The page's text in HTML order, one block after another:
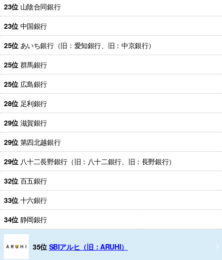
23位 山陰合同銀行
23位 中国銀行
25位 あいち銀行（旧：愛知銀行、旧：中京銀行）
25位 群馬銀行
25位 広島銀行
28位 足利銀行
29位 滋賀銀行
29位 第四北越銀行
29位 八十二長野銀行（旧：八十二銀行、旧：長野銀行）
32位 百五銀行
33位 十六銀行
34位 静岡銀行
35位 SBIアルヒ（旧：ARUHI）